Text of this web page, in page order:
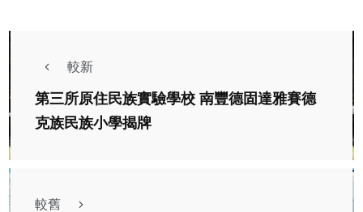
較新
第三所原住民族實驗學校 南豐德固達雅賽德
克族民族小學揭牌
較舊